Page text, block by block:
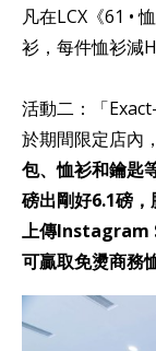
凡在LCX《61 •
衫，每件恤衫減
活動二：「
於期間限定店內，
包、恤衫和鑰匙
磅出剛好6.1磅，
上傳Instagram
可贏取免燙商務